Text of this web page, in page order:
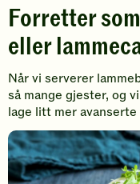
Forretter
eller
Når vi serverer
så mange gjester, og
lage litt mer